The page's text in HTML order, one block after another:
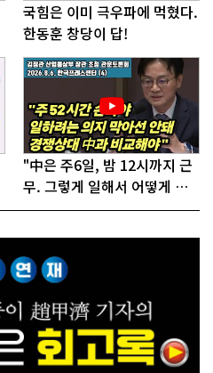
국힘은 이미 극우파에 먹혔다.
한동훈 창당이 답!
"中은 주6일, 밤 12시까지 근
무. 그렇게 일해서 어떻게 경
쟁하냐 반문하더라"